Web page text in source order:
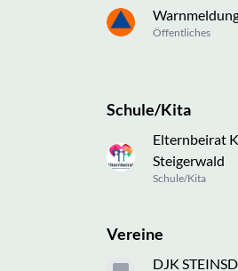
Öffentliches
Schule/Kita
Elternbeirat
Steigerwald
Schule/Kita
Vereine
DJK